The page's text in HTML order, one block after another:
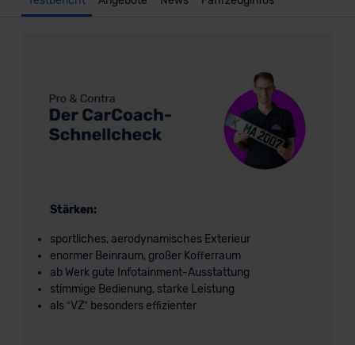
Stärken:
sportliches, aerodynamisches Exterieur
enormer Beinraum, großer Kofferraum
ab Werk gute Infotainment-Ausstattung
stimmige Bedienung, starke Leistung
als “VZ” besonders effizienter